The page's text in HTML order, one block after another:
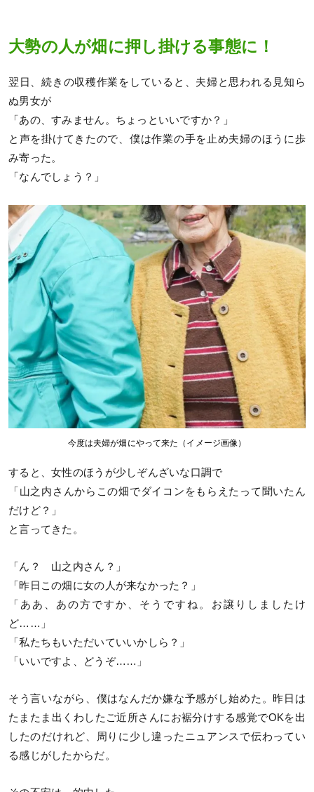
大勢の人が畑に押し掛ける事態に！
翌日、続きの収穫作業をしていると、夫婦と思われる見知ら
ぬ男女が
「あの、すみません。ちょっといいですか？」
と声を掛けてきたので、僕は作業の手を止め夫婦のほうに歩
み寄った。
「なんでしょう？」
今度は夫婦が畑にやって来た（イメージ画像）
すると、女性のほうが少しぞんざいな口調で
「山之内さんからこの畑でダイコンをもらえたって聞いたん
だけど？」
と言ってきた。
「ん？ 山之内さん？」
「昨日この畑に女の人が来なかった？」
「ああ、あの方ですか、そうですね。お譲りしましたけ
ど……」
「私たちもいただいていいかしら？」
「いいですよ、どうぞ……」
そう言いながら、僕はなんだか嫌な予感がし始めた。昨日は
たまたま出くわしたご近所さんにお裾分けする感覚でOKを出
したのだけれど、周りに少し違ったニュアンスで伝わってい
る感じがしたからだ。